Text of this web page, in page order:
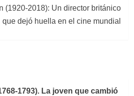
(1920-2018): Un director británico
que dejó huella en el cine mundial
1793). La joven que cambió